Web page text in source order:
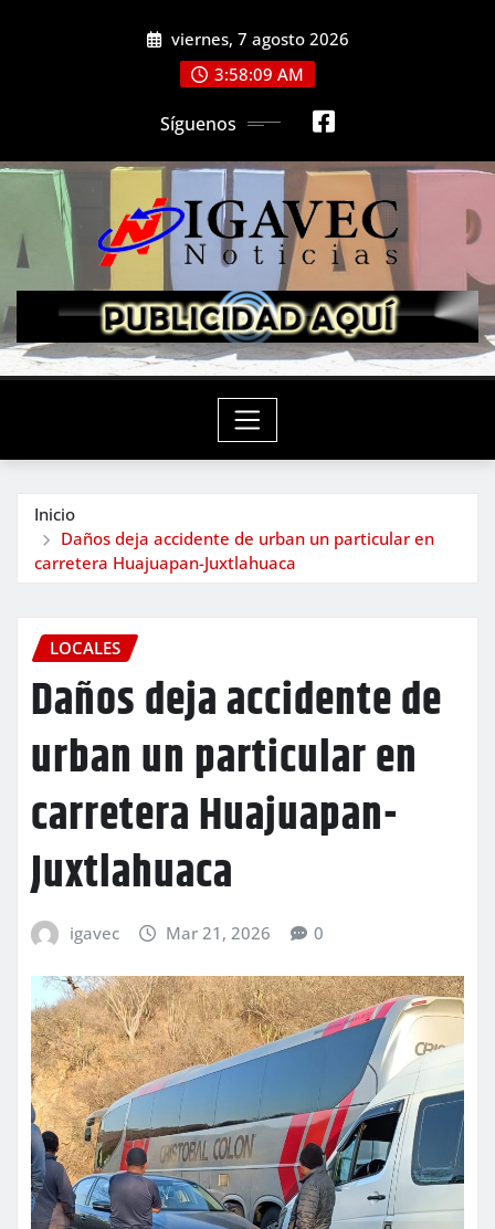
viernes, 7 agosto 2026
3:58:11 AM
Síguenos
Inicio
Daños deja accidente de urban un particular en
carretera Huajuapan-Juxtlahuaca
LOCALES
Daños deja accidente de
urban un particular en
carretera Huajuapan-
Juxtlahuaca
igavec Mar 21, 2026 0